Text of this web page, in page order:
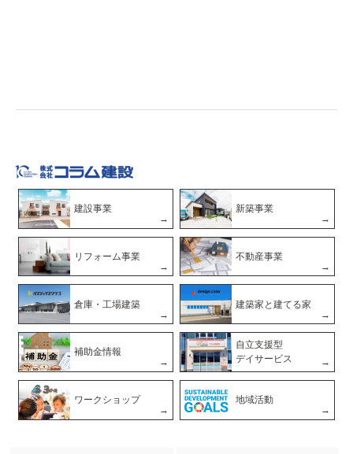
建設事業 新築事業
リフォーム事業 不動産事業
倉庫・工場建築 建築家と建てる家
補助金情報
自立支援型
デイサービス
ワークショップ 地域活動